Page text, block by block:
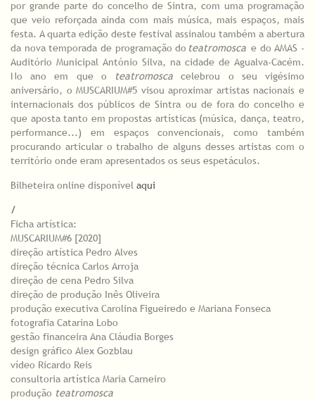
por grande parte do concelho de Sintra, com uma programação
que veio reforçada ainda com mais música, mais espaços, mais
festa. A quarta edição deste festival assinalou também a abertura
da nova temporada de programação do teatromosca e do AMAS -
Auditório Municipal António Silva, na cidade de Agualva-Cacém.
No ano em que o
teatromosca celebrou o seu vigésimo
aniversário, o MUSCARIUM#5 visou aproximar artistas nacionais e
internacionais dos públicos de Sintra ou de fora do concelho e
que aposta tanto em propostas artísticas (música, dança, teatro,
performance...) em espaços convencionais, como também
procurando articular o trabalho de alguns desses artistas com o
território onde eram apresentados os seus espetáculos.
Bilheteira online disponível aqui
/
Ficha artística:
MUSCARIUM#6 [2020]
direção artística Pedro Alves
direção técnica Carlos Arroja
direção de cena Pedro Silva
direção de produção Inês Oliveira
produção executiva Carolina Figueiredo e Mariana Fonseca
fotografia Catarina Lobo
gestão financeira Ana Cláudia Borges
design gráfico Alex Gozblau
vídeo Ricardo Reis
consultoria artística Maria Carneiro
produção teatromosca